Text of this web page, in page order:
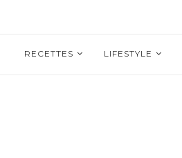
RECETTES LIFESTYLE